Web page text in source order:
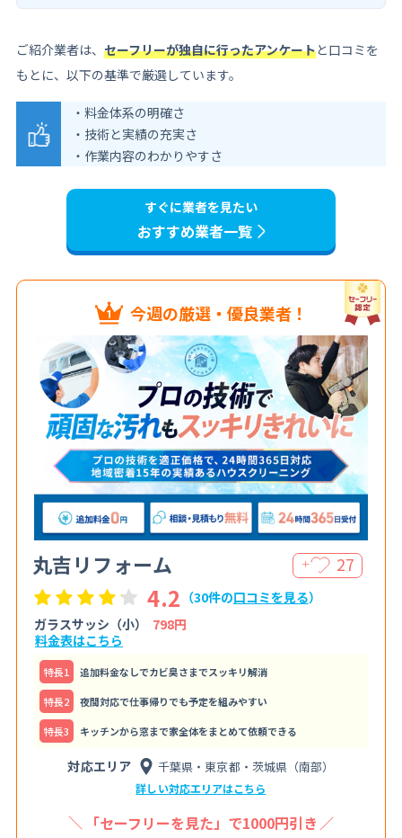
ご紹介業者は、 セーフリーが独自に行ったアンケートと口コミを
もとに、以下の基準で厳選しています。
・料金体系の明確さ
・技術と実績の充実さ
・作業内容のわかりやすさ
すぐに業者を見たい
おすすめ業者一覧
今週の厳選・優良業者！
丸吉リフォーム ＋ 27
4.2 （30件の口コミを見る）
ガラスサッシ（小）
798円
料金表はこちら
特⻑1 追加料金なしでカビ臭さまでスッキリ解消
特⻑2 夜間対応で仕事帰りでも予定を組みやすい
特⻑3 キッチンから窓まで家全体をまとめて依頼できる
対応エリア 千葉県・東京都・茨城県（南部）
詳しい対応エリアはこちら
「セーフリーを見た」で1000円引き